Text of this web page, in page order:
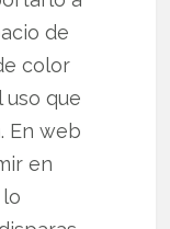
de
color
que
En web
en